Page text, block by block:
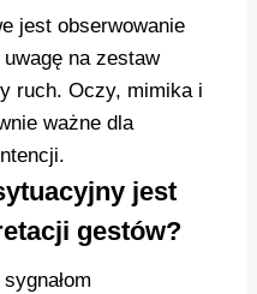
jest obserwowanie
na zestaw
ruch. Oczy, mimika i
ważne dla
jest
gestów?